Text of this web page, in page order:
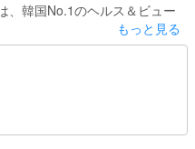
、韓国No.1のヘルス＆ビュー
ィーツール、サプリメントな
購入で送料無料サービスを提
ーティー製品を手軽に購入で
もっと見る